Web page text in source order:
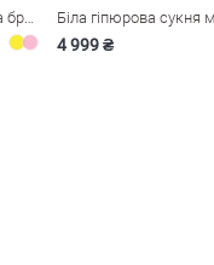
Біла гіпюрова сукня
4 999 ₴